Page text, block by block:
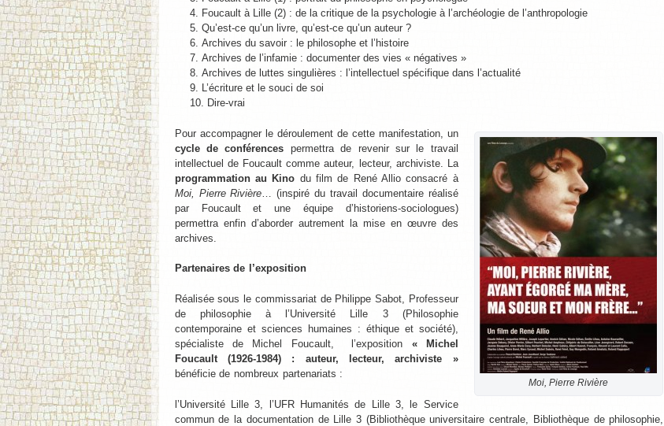
Foucault à Lille (2) : de la critique de la psychologie à l’archéologie de l’anthropologie
Qu’est-ce qu’un livre, qu’est-ce qu’un auteur ?
Archives du savoir : le philosophe et l’histoire
Archives de l’infamie : documenter des vies « négatives »
Archives de luttes singulières : l’intellectuel spécifique dans l’actualité
L’écriture et le souci de soi
Dire-vrai
Moi, Pierre Rivière
Pour accompagner le déroulement de cette manifestation, un
cycle de conférences permettra de revenir sur le travail
intellectuel de Foucault comme auteur, lecteur, archiviste. La
programmation au Kino du film de René Allio consacré à
Moi, Pierre Rivière … (inspiré du travail documentaire réalisé
par Foucault et une équipe d’historiens-sociologues)
permettra enfin d’aborder autrement la mise en œuvre des
archives.
Partenaires de l’exposition
Réalisée sous le commissariat de Philippe Sabot, Professeur
de philosophie à l’Université Lille 3 (Philosophie
contemporaine et sciences humaines : éthique et société),
spécialiste de Michel Foucault, l’exposition « Michel
Foucault (1926-1984) : auteur, lecteur, archiviste »
bénéficie de nombreux partenariats :
l’Université Lille 3, l’UFR Humanités de Lille 3, le Service
commun de la documentation de Lille 3 (Bibliothèque universitaire centrale, Bibliothèque de philosophie,